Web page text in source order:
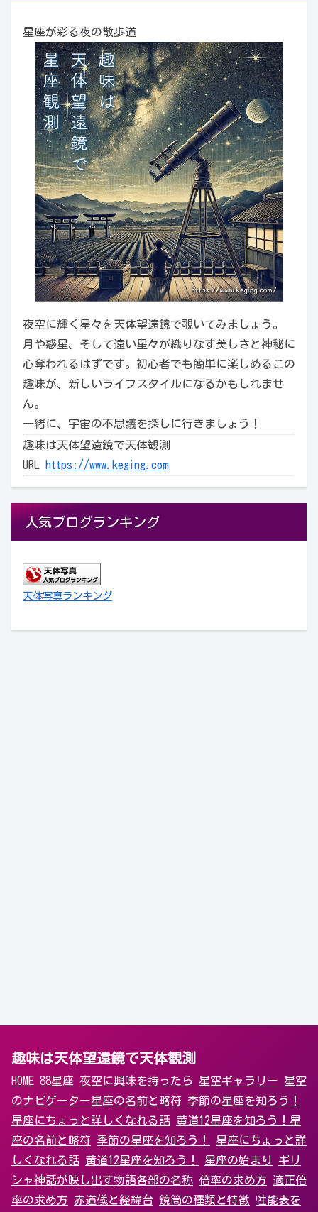
星座が彩る夜の散歩道
夜空に輝く星々を天体望遠鏡で覗いてみましょう。
月や惑星、そして遠い星々が織りなす美しさと神秘に
心奪われるはずです。初心者でも簡単に楽しめるこの
趣味が、新しいライフスタイルになるかもしれませ
ん。
一緒に、宇宙の不思議を探しに行きましょう！
趣味は天体望遠鏡で天体観測
URL
https://www.keging.com
人気ブログランキング
天体写真ランキング
趣味は天体望遠鏡で天体観測
HOME 88星座 夜空に興味を持ったら 星空ギャラリー 星空
のナビゲーター星座の名前と略符 季節の星座を知ろう！
星座にちょっと詳しくなれる話 黄道12星座を知ろう！ 星
座の名前と略符 季節の星座を知ろう！
星座にちょっと詳
しくなれる話 黄道12星座を知ろう！ 星座の始まり
ギリ
シャ神話が映し出す物語各部の名称 倍率の求め方 適正倍
率の求め方 赤道儀と経緯台 鏡筒の種類と特徴 性能表を